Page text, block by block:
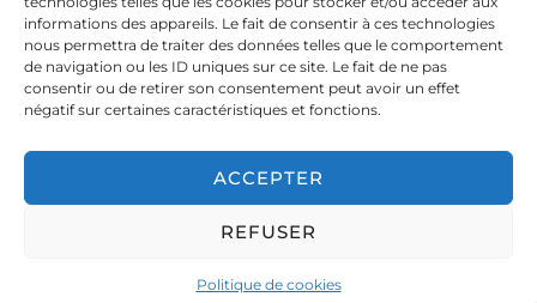
informations des appareils. Le fait de consentir à ces technologies
nous permettra de traiter des données telles que le comportement
de navigation ou les ID uniques sur ce site. Le fait de ne pas
consentir ou de retirer son consentement peut avoir un effet
négatif sur certaines caractéristiques et fonctions.
ACCEPTER
REFUSER
Politique de cookies
Politique de confidentialité